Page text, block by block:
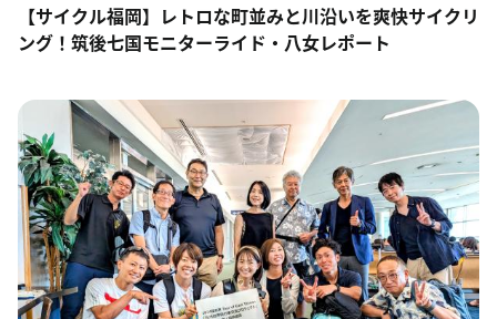
【サイクル福岡】レトロな町並みと川沿いを爽快サイクリ
ング！筑後七国モニターライド・八女レポート